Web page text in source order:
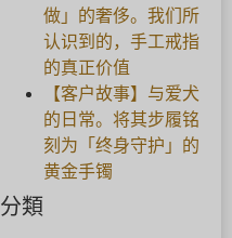
做」的奢侈。我们所
认识到的，手工戒指
的真正价值
【客户故事】与爱犬
的日常。将其步履铭
刻为「终身守护」的
黄金手镯
分類